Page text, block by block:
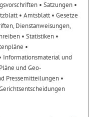
• Satzungen •
• Amtsblatt• Gesetze
Dienstanweisungen,
• Statistiken •
•
Informationsmaterial und
und Geo-
Pressemitteilungen •